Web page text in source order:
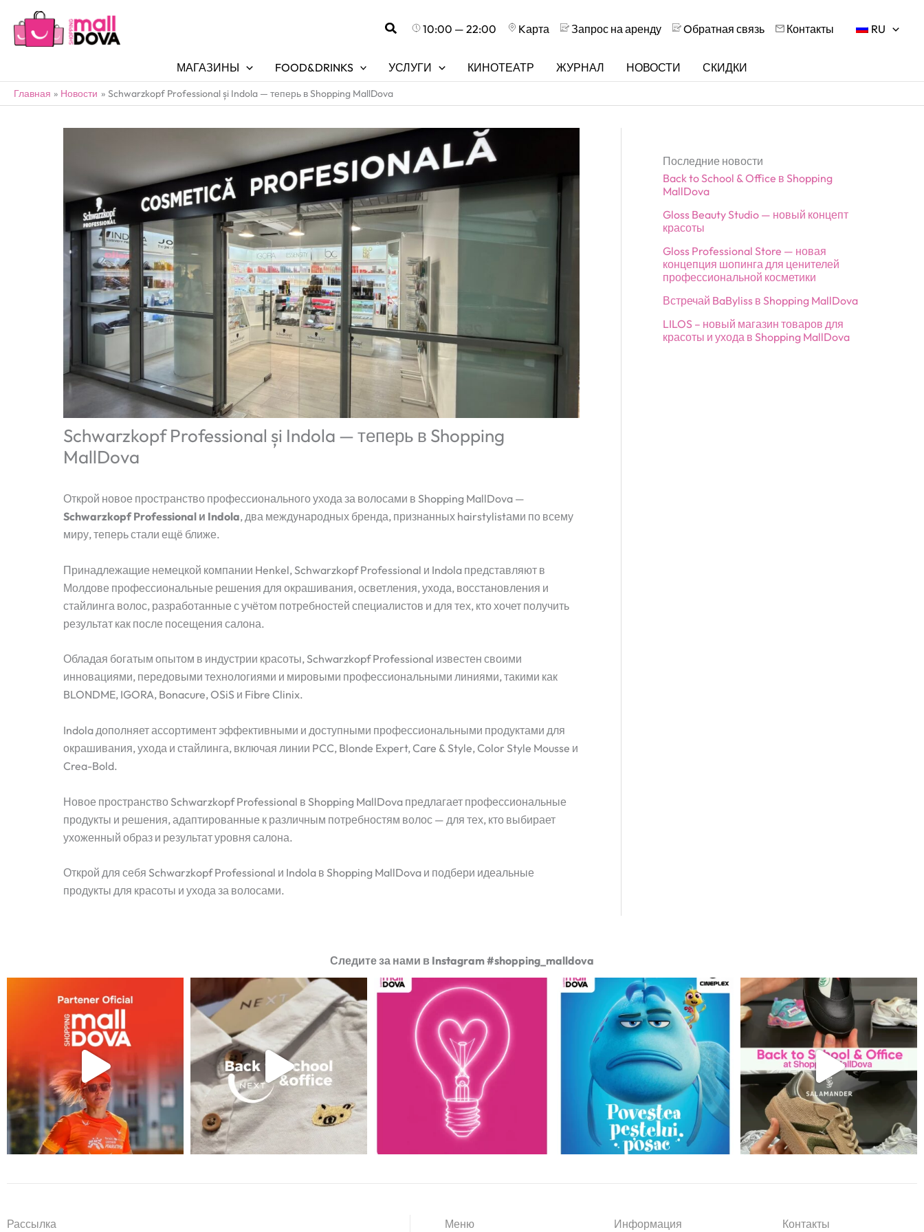
Поиск 10:00 — 22:00 Kарта Запрос на аренду Oбратная связь Контакты RU
МАГАЗИНЫ FOOD&DRINKS УСЛУГИ КИНОТЕАТР ЖУРНАЛ НОВОСТИ СКИДКИ
Главная Новости Schwarzkopf Professional și Indola — теперь в Shopping MallDova
Schwarzkopf Professional și Indola — теперь в Shopping
MallDova
Открой новое пространство профессионального ухода за волосами в Shopping MallDova —
Schwarzkopf Professional и Indola, два международных бренда, признанных hairstylistами по всему
миру, теперь стали ещё ближе.
Принадлежащие немецкой компании Henkel, Schwarzkopf Professional и Indola представляют в
Молдове профессиональные решения для окрашивания, осветления, ухода, восстановления и
стайлинга волос, разработанные с учётом потребностей специалистов и для тех, кто хочет получить
результат как после посещения салона.
Обладая богатым опытом в индустрии красоты, Schwarzkopf Professional известен своими
инновациями, передовыми технологиями и мировыми профессиональными линиями, такими как
BLONDME, IGORA, Bonacure, OSiS и Fibre Clinix.
Indola дополняет ассортимент эффективными и доступными профессиональными продуктами для
окрашивания, ухода и стайлинга, включая линии PCC, Blonde Expert, Care & Style, Color Style Mousse и
Crea-Bold.
Новое пространство Schwarzkopf Professional в Shopping MallDova предлагает профессиональные
продукты и решения, адаптированные к различным потребностям волос — для тех, кто выбирает
ухоженный образ и результат уровня салона.
Открой для себя Schwarzkopf Professional и Indola в Shopping MallDova и подбери идеальные
продукты для красоты и ухода за волосами.
Последние новости
Back to School & Office в Shopping
MallDova
Gloss Beauty Studio — новый концепт
красоты
Gloss Professional Store — новая
концепция шопинга для ценителей
профессиональной косметики
Встречай BaByliss в Shopping MallDova
LILOS – новый магазин товаров для
красоты и ухода в Shopping MallDova
Следите за нами в Instagram #shopping_malldova
Рассылка Меню Информация Контакты